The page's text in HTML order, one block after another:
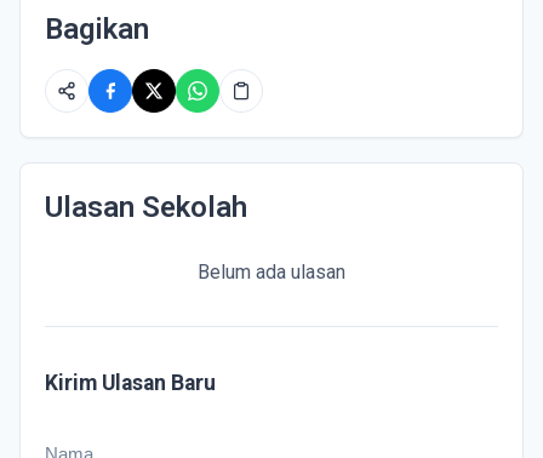
Bagikan
Ulasan Sekolah
Belum ada ulasan
Kirim Ulasan Baru